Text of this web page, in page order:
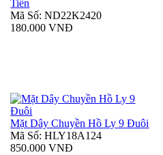
Tiền
Mã Số: ND22K2420
180.000 VNĐ
Mặt Dây Chuyền Hồ Ly 9 Đuôi
Mã Số: HLY18A124
850.000 VNĐ